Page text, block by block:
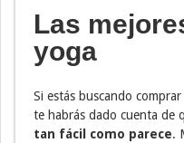
Las
yoga
Si estás buscando
te habrás dado cuenta de
tan fácil como parece.